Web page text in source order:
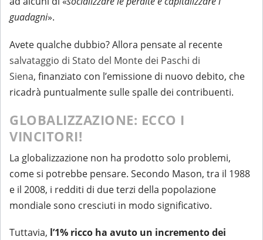
guadagni».
Avete qualche dubbio? Allora pensate al recente
salvataggio di Stato del Monte dei Paschi di
Siena, finanziato con l’emissione di nuovo debito, che
ricadrà puntualmente sulle spalle dei contribuenti.
GLOBALIZZAZIONE: ECCO I
VINCITORI!
La globalizzazione non ha prodotto solo problemi,
come si potrebbe pensare. Secondo Mason, tra il 1988
e il 2008, i redditi di due terzi della popolazione
mondiale sono cresciuti in modo significativo.
Tuttavia, l’1% ricco ha avuto un incremento dei